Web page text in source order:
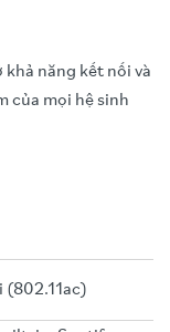
năng kết nối và
của mọi hệ sinh
(802.11ac)